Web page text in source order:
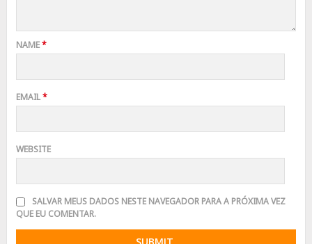
NAME*
EMAIL*
WEBSITE
SALVAR MEUS DADOS NESTE NAVEGADOR PARA A PRÓXIMA VEZ
QUE EU COMENTAR.